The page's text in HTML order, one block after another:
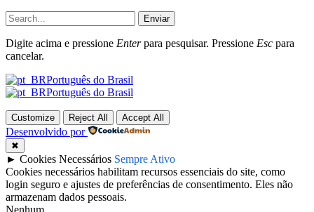
Enviar
Digite acima e pressione Enterpara pesquisar. Pressione Esc para
cancelar.
Português do Brasil
Português do Brasil
Customize Reject All Accept All
Desenvolvido por
✖
► Cookies Necessários Sempre Ativo
Cookies necessários habilitam recursos essenciais do site, como
login seguro e ajustes de preferências de consentimento. Eles não
armazenam dados pessoais.
Nenhum